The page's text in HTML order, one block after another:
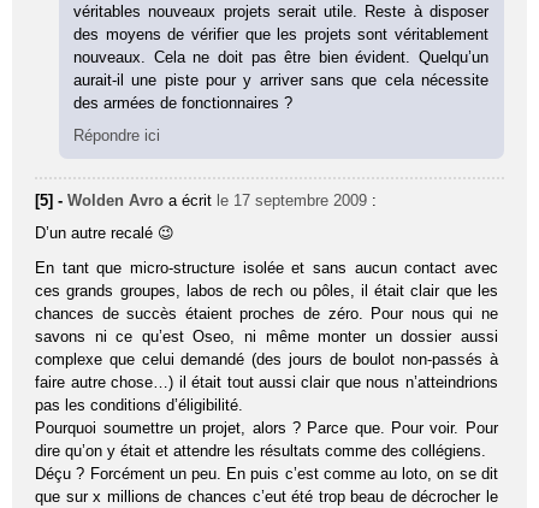
véritables nouveaux projets serait utile. Reste à disposer
des moyens de vérifier que les projets sont véritablement
nouveaux. Cela ne doit pas être bien évident. Quelqu’un
aurait-il une piste pour y arriver sans que cela nécessite
des armées de fonctionnaires ?
Répondre ici
[5] -Wolden Avro a écrit le 17 septembre 2009 :
D’un autre recalé 😉
En tant que micro-structure isolée et sans aucun contact avec
ces grands groupes, labos de rech ou pôles, il était clair que les
chances de succès étaient proches de zéro. Pour nous qui ne
savons ni ce qu’est Oseo, ni même monter un dossier aussi
complexe que celui demandé (des jours de boulot non-passés à
faire autre chose…) il était tout aussi clair que nous n’atteindrions
pas les conditions d’éligibilité.
Pourquoi soumettre un projet, alors ? Parce que. Pour voir. Pour
dire qu’on y était et attendre les résultats comme des collégiens.
Déçu ? Forcément un peu. En puis c’est comme au loto, on se dit
que sur x millions de chances c’eut été trop beau de décrocher le